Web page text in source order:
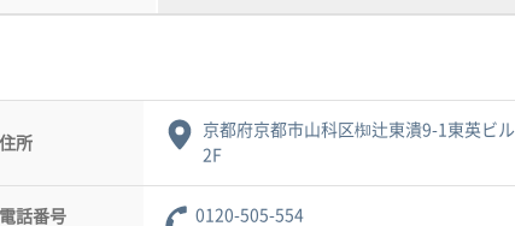
住所
京都府京都市山科区椥辻東潰9-1東英ビル
2F
電話番号 0120-505-554